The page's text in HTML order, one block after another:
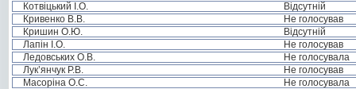
Котвіцький І.О.
Відсутній
Кривенко В.В.
Не голосував
Кришин О.Ю.
Відсутній
Лапін І.О.
Не голосував
Ледовських О.В.
Не голосувала
Лук’янчук Р.В.
Не голосував
Масоріна О.С.
Не голосувала